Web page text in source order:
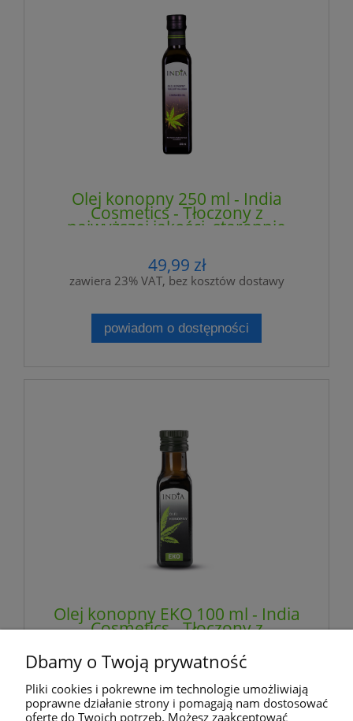
Olej konopny 250 ml - India
Cosmetics - Tłoczony z
najwyższej jakości, starannie
włóknistej
49,99 zł
zawiera 23% VAT, bez kosztów dostawy
powiadom o dostępności
Olej konopny EKO 100 ml - India
Cosmetics - Tłoczony z
dobranych nasion konopi
włóknistej
39,99 zł
zawiera 23% VAT, bez kosztów dostawy
Dbamy o Twoją prywatność
Pliki cookies i pokrewne im technologie umożliwiają
poprawne działanie strony i pomagają nam dostosować
ofertę do Twoich potrzeb. Możesz zaakceptować